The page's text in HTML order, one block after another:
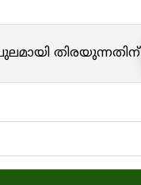
തിരയുന്നതിന്